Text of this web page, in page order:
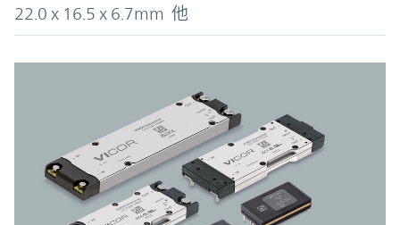
22.0 x 16.5 x 6.7mm 他